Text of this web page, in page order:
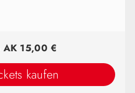
15,00 €
kaufen